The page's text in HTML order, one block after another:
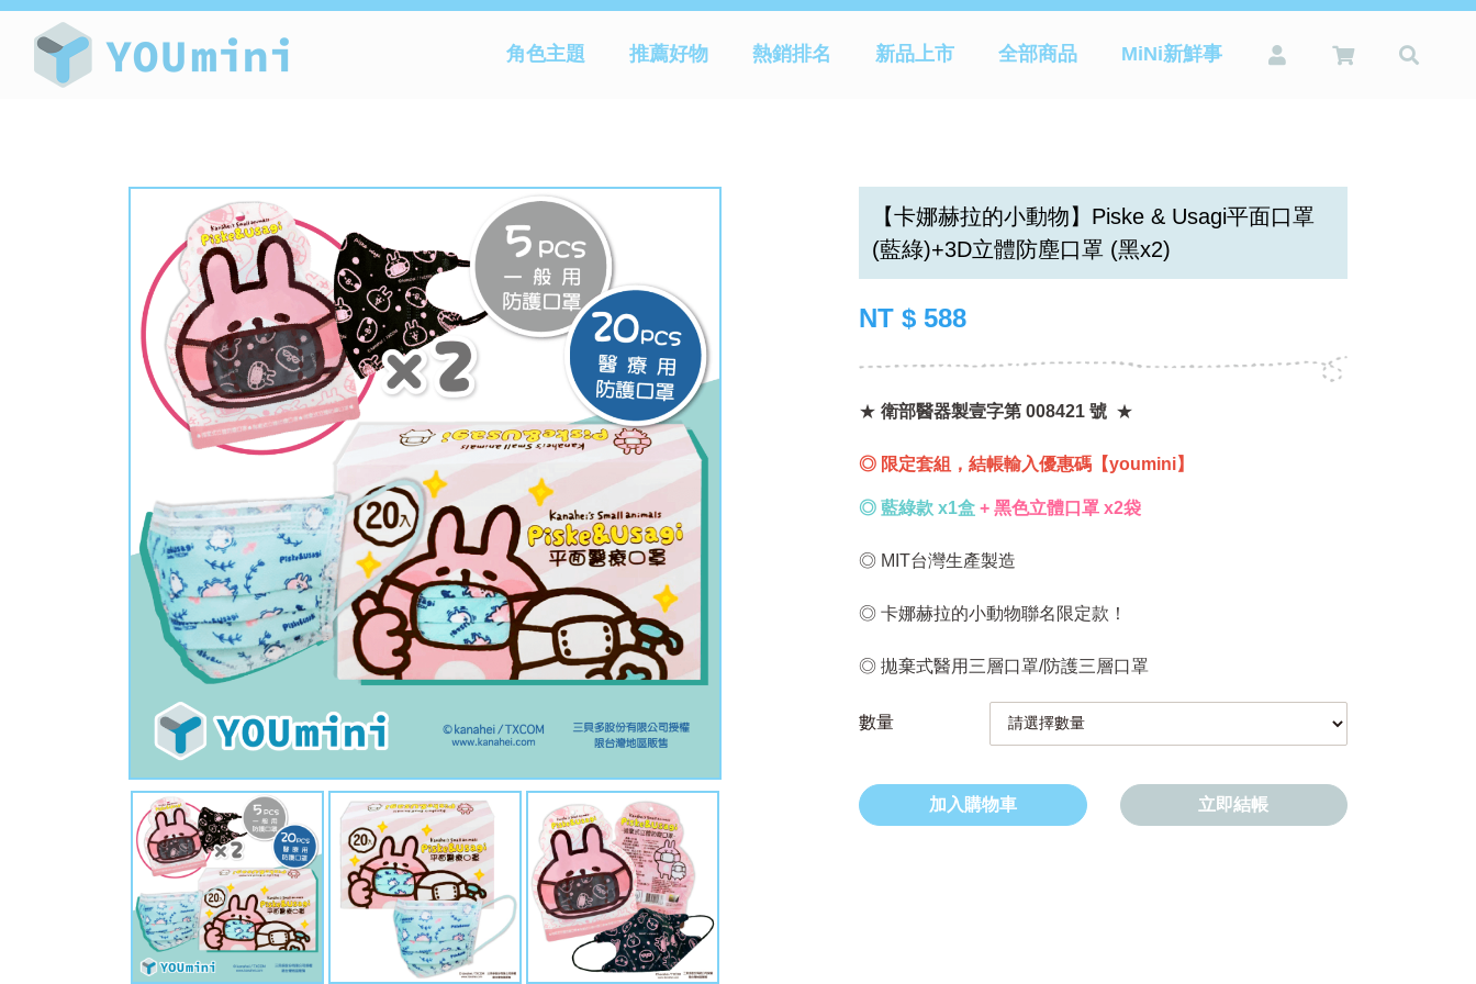
療癒小物-授權商品|YOUmini
角色主題 推薦好物 熱銷排名 新品上市 全部商品 MiNi新鮮事
【卡娜赫拉的小動物】Piske & Usagi平面口罩
(藍綠)+3D立體防塵口罩 (黑x2)
NT $ 588
★ 衛部醫器製壹字第 008421 號 ★
◎ 限定套組，結帳輸入優惠碼【youmini】
◎ 藍綠款 x1盒 + 黑色立體口罩 x2袋
◎ MIT台灣生產製造
◎ 卡娜赫拉的小動物聯名限定款！
◎ 拋棄式醫用三層口罩/防護三層口罩
數量
加入購物車 立即結帳